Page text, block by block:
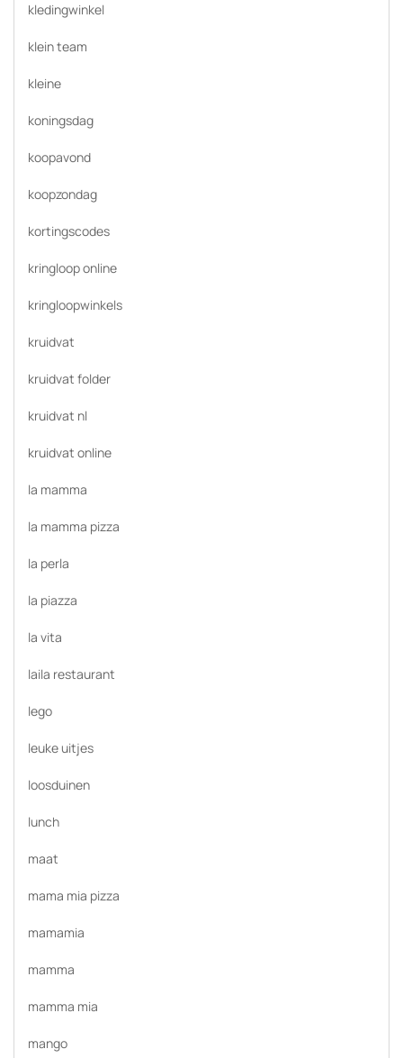
kledingwinkel
klein team
kleine
koningsdag
koopavond
koopzondag
kortingscodes
kringloop online
kringloopwinkels
kruidvat
kruidvat folder
kruidvat nl
kruidvat online
la mamma
la mamma pizza
la perla
la piazza
la vita
laila restaurant
lego
leuke uitjes
loosduinen
lunch
maat
mama mia pizza
mamamia
mamma
mamma mia
mango